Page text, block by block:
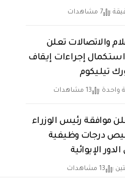
7 مشاهدات
والاتصالات تعلن
إجراءات إيقاف
تيليكوم
واحدة 13 مشاهدات
موافقة رئيس الوزراء
درجات وظيفية
الإيوائية
13 مشاهدات